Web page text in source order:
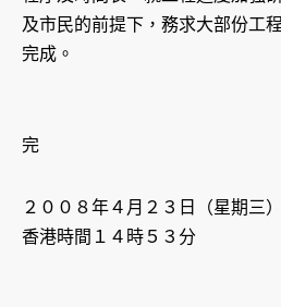
及市民的前提下，務求大部份工
完成。
完
２００８年４月２３日（星期三）
香港時間１４時５３分